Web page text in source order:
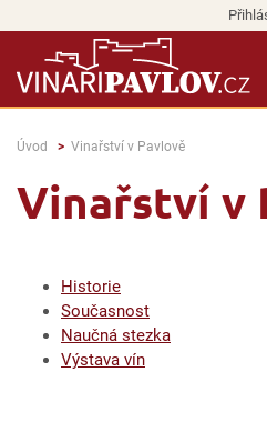
Úvod Vinařství v Pavlově
Vinařství v
Historie
Současnost
Naučná stezka
Výstava vín